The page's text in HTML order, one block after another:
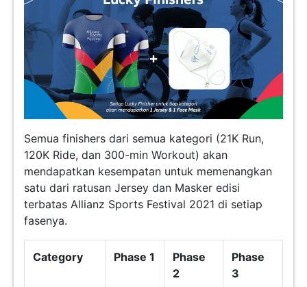
Semua finishers dari semua kategori (21K Run,
120K Ride, dan 300-min Workout) akan
mendapatkan kesempatan untuk memenangkan
satu dari ratusan Jersey dan Masker edisi
terbatas Allianz Sports Festival 2021 di setiap
fasenya.
Category Phase 1
Phase
2
Phase
3